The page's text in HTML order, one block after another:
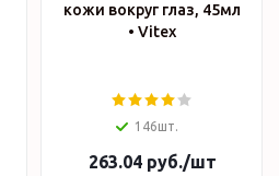
кожи вокруг глаз, 45мл
• Vitex
146шт.
263.04руб./шт